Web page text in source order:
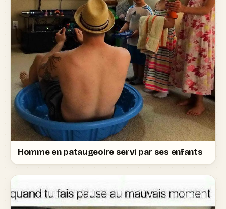
Homme en pataugeoire servi par ses enfants